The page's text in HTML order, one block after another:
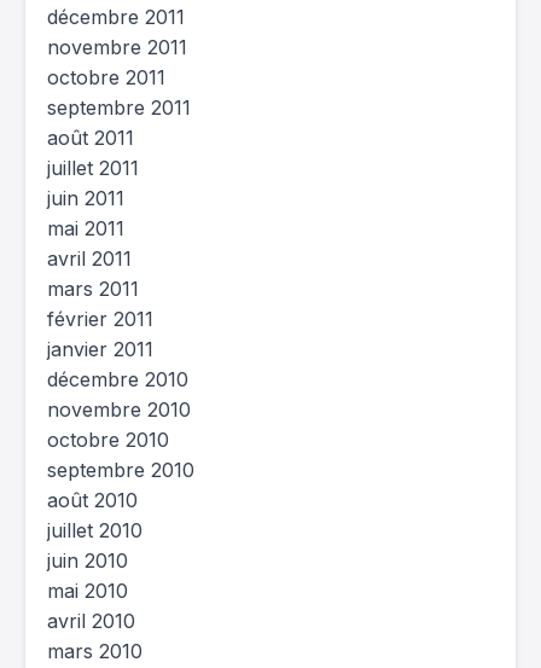
décembre 2011
novembre 2011
octobre 2011
septembre 2011
août 2011
juillet 2011
juin 2011
mai 2011
avril 2011
mars 2011
février 2011
janvier 2011
décembre 2010
novembre 2010
octobre 2010
septembre 2010
août 2010
juillet 2010
juin 2010
mai 2010
avril 2010
mars 2010